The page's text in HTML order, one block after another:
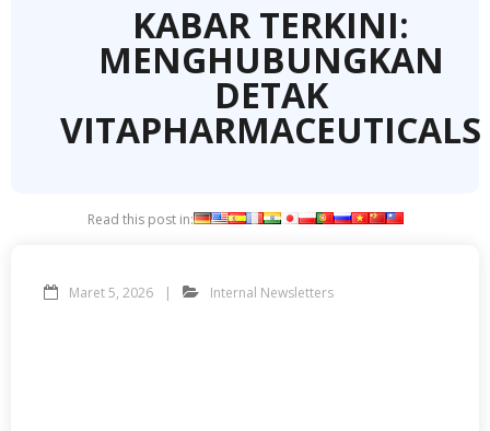
KABAR TERKINI:
MENGHUBUNGKAN
DETAK
VITAPHARMACEUTICALS
Read this post in:
Maret 5, 2026 Internal Newsletters